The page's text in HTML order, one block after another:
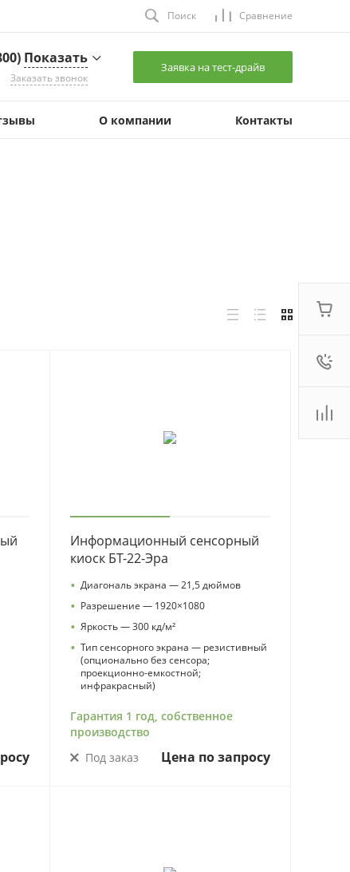
Поиск Сравнение
Показать
Заказать звонок
Заявка на тест-драйв
О компании Контакты
Информационный сенсорный
киоск БТ-22-Эра
• Диагональ экрана — 21,5 дюймов
• Разрешение — 1920×1080
• Яркость — 300 кд/м²
• Тип сенсорного экрана — резистивный
(опционально без сенсора;
проекционно-емкостной;
инфракрасный)
Гарантия 1 год, собственное
производство
Под заказ
Цена по запросу